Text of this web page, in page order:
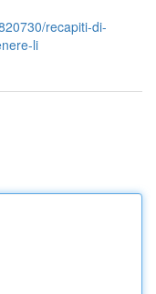
recapiti-di-
li